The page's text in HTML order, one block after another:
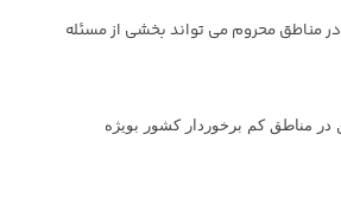
در مناطق محروم می تواند بخشی از مسئله
در مناطق کم برخوردار کشور بویژه